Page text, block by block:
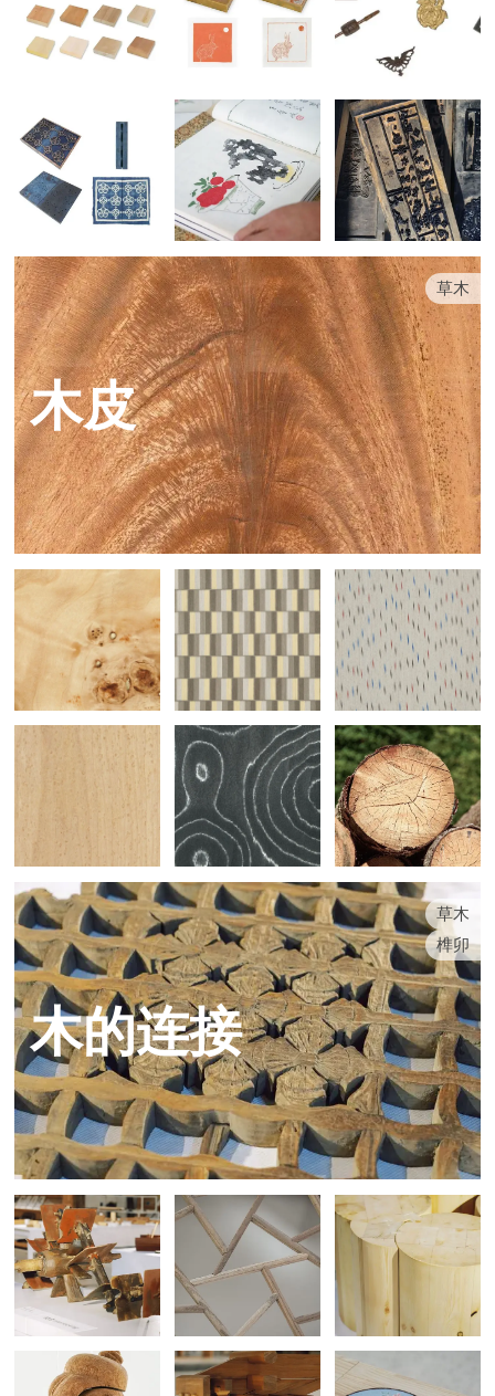
草木
木皮
草木
榫卯
木的连接